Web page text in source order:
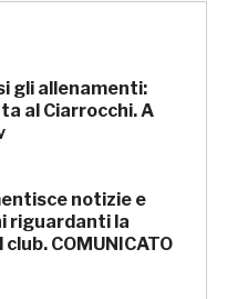
gli allenamenti:
al Ciarrocchi. A
notizie e
riguardanti la
COMUNICATO